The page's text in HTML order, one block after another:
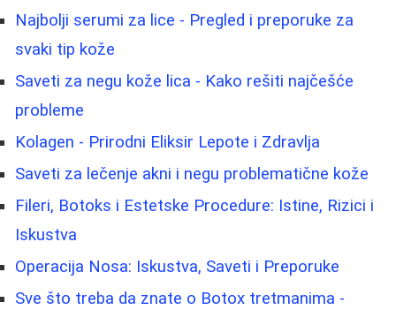
Najbolji serumi za lice - Pregled i preporuke za
svaki tip kože
Saveti za negu kože lica - Kako rešiti najčešće
probleme
Kolagen - Prirodni Eliksir Lepote i Zdravlja
Saveti za lečenje akni i negu problematične kože
Fileri, Botoks i Estetske Procedure: Istine, Rizici i
Iskustva
Operacija Nosa: Iskustva, Saveti i Preporuke
Sve što treba da znate o Botox tretmanima -